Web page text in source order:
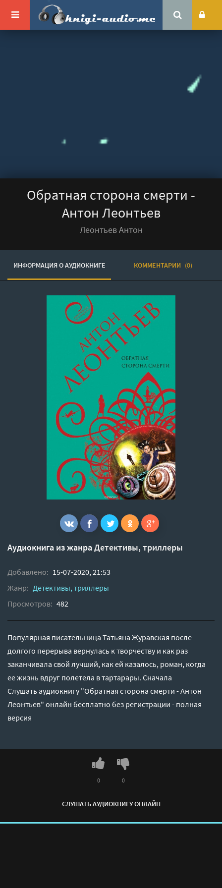
Обратная сторона смерти -
Антон Леонтьев
Леонтьев Антон
ИНФОРМАЦИЯ О АУДИОКНИГЕ КОММЕНТАРИИ (0)
Аудиокнига из жанраДетективы, триллеры
Добавлено: 15-07-2020, 21:53
Жанр: Детективы, триллеры
Просмотров: 482
Популярная писательница Татьяна Журавская после
долгого перерыва вернулась к творчеству и как раз
заканчивала свой лучший, как ей казалось, роман, когда
ее жизнь вдруг полетела в тартарары. Сначала
Слушать аудиокнигу "Обратная сторона смерти - Антон
Леонтьев" онлайн бесплатно без регистрации - полная
версия
СЛУШАТЬ АУДИОКНИГУ ОНЛАЙН
0 0